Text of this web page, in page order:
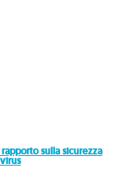
sulla sicurezza